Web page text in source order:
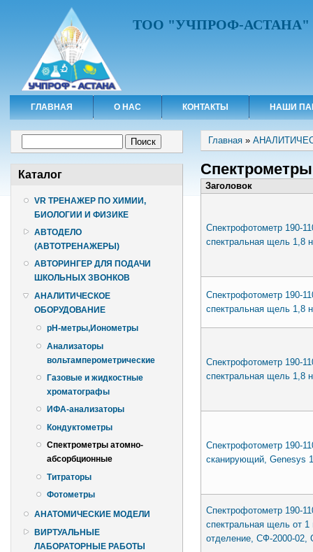
ТОО "УЧПРОФ-АСТАНА"
ГЛАВНАЯ О НАС КОНТАКТЫ НАШИ
Каталог
VR ТРЕНАЖЕР ПО ХИМИИ,
БИОЛОГИИ И ФИЗИКЕ
АВТОДЕЛО
(АВТОТРЕНАЖЕРЫ)
АВТОРИНГЕР ДЛЯ ПОДАЧИ
ШКОЛЬНЫХ ЗВОНКОВ
АНАЛИТИЧЕСКОЕ
ОБОРУДОВАНИЕ
pH-метры,Ионометры
Анализаторы
вольтамперометрические
Газовые и жидкостные
хроматографы
ИФА-анализаторы
Кондуктометры
Спектрометры атомно-
абсорбционные
Титраторы
Фотометры
АНАТОМИЧЕСКИЕ МОДЕЛИ
ВИРТУАЛЬНЫЕ
ЛАБОРАТОРНЫЕ РАБОТЫ
Вы здесь
Главная »
Заголовок
Спектрофотометр 190-
спектральная щель 1,8
Спектрофотометр 190-
спектральная щель 1,8
Спектрофотометр 190-
спектральная щель 1,8
Спектрофотометр 190-
сканирующий, Genesys
Спектрофотометр 190-
спектральная щель от
отделение, СФ-2000-02,